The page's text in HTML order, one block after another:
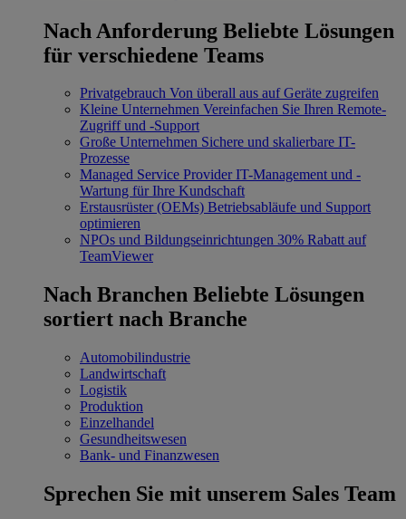
Nach Anforderung Beliebte Lösungen
für verschiedene Teams
Privatgebrauch Von überall aus auf Geräte zugreifen
Kleine Unternehmen Vereinfachen Sie Ihren Remote-
Zugriff und -Support
Große Unternehmen Sichere und skalierbare IT-
Prozesse
Managed Service Provider IT-Management und -
Wartung für Ihre Kundschaft
Erstausrüster (OEMs) Betriebsabläufe und Support
optimieren
NPOs und Bildungseinrichtungen 30% Rabatt auf
TeamViewer
Nach Branchen Beliebte Lösungen
sortiert nach Branche
Automobilindustrie
Landwirtschaft
Logistik
Produktion
Einzelhandel
Gesundheitswesen
Bank- und Finanzwesen
Sprechen Sie mit unserem Sales Team